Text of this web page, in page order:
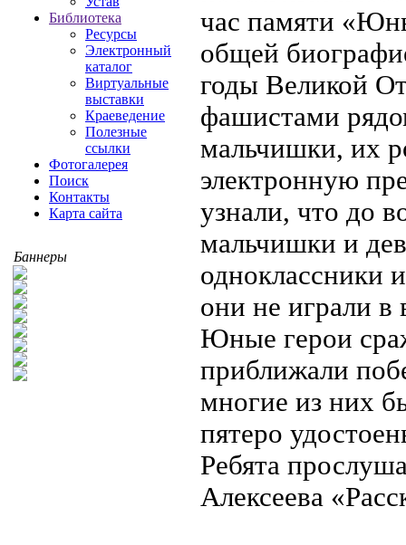
Библиотека
Ресурсы
Электронный
каталог
Виртуальные
выставки
Краеведение
Полезные
ссылки
Фотогалерея
Поиск
Контакты
Карта сайта
Баннеры
час памяти
общей
годы Великой
фашистами
мальчишки, их
электронную
узнали, что до
мальчишки и
одноклассники
они не играли в
Юные герои
приближали
многие из них
пятеро
Ребята
Алексеева